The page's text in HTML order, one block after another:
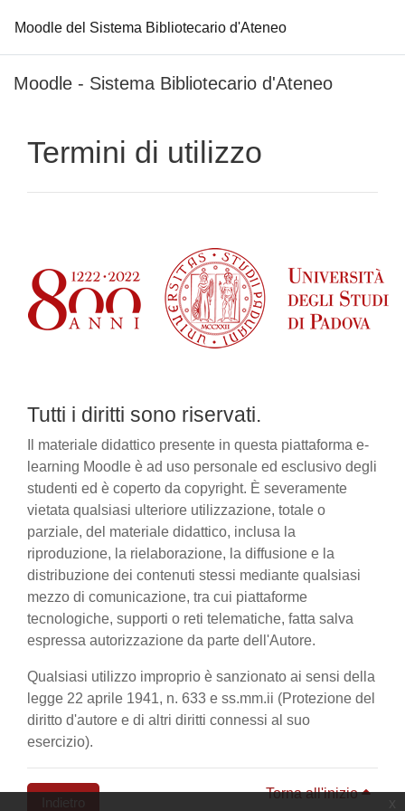
Moodle del Sistema Bibliotecario d'Ateneo
Moodle - Sistema Bibliotecario d'Ateneo
Termini di utilizzo
Tutti i diritti sono riservati.
Il materiale didattico presente in questa piattaforma e-
learning Moodle è ad uso personale ed esclusivo degli
studenti ed è coperto da copyright. È severamente
vietata qualsiasi ulteriore utilizzazione, totale o
parziale, del materiale didattico, inclusa la
riproduzione, la rielaborazione, la diffusione e la
distribuzione dei contenuti stessi mediante qualsiasi
mezzo di comunicazione, tra cui piattaforme
tecnologiche, supporti o reti telematiche, fatta salva
espressa autorizzazione da parte dell'Autore.
Qualsiasi utilizzo improprio è sanzionato ai sensi della
legge 22 aprile 1941, n. 633 e ss.mm.ii (Protezione del
diritto d'autore e di altri diritti connessi al suo
esercizio).
Torna all'inizio